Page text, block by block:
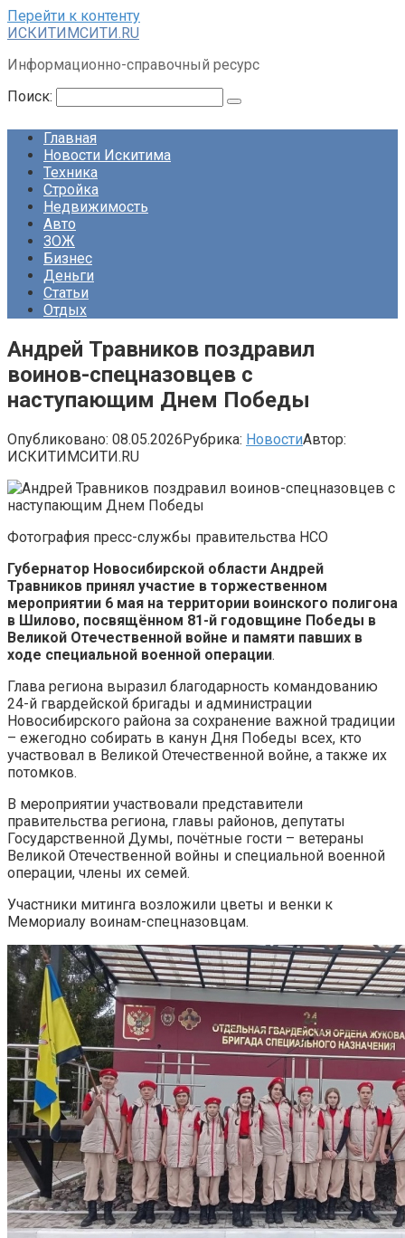
Перейти к контенту
ИСКИТИМСИТИ.RU
Информационно-справочный ресурс
Поиск:
Главная
Новости Искитима
Техника
Стройка
Недвижимость
Авто
ЗОЖ
Бизнес
Деньги
Статьи
Отдых
Андрей Травников поздравил
воинов-спецназовцев с
наступающим Днем Победы
Опубликовано: 08.05.2026Рубрика: НовостиАвтор:
ИСКИТИМСИТИ.RU
Фотография пресс-службы правительства НСО
Губернатор Новосибирской области Андрей
Травников принял участие в торжественном
мероприятии 6 мая на территории воинского полигона
в Шилово, посвящённом 81-й годовщине Победы в
Великой Отечественной войне и памяти павших в
ходе специальной военной операции.
Глава региона выразил благодарность командованию
24-й гвардейской бригады и администрации
Новосибирского района за сохранение важной традиции
– ежегодно собирать в канун Дня Победы всех, кто
участвовал в Великой Отечественной войне, а также их
потомков.
В мероприятии участвовали представители
правительства региона, главы районов, депутаты
Государственной Думы, почётные гости – ветераны
Великой Отечественной войны и специальной военной
операции, члены их семей.
Участники митинга возложили цветы и венки к
Мемориалу воинам-спецназовцам.